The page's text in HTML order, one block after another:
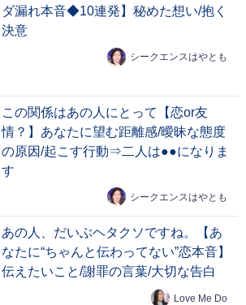
ダ漏れ本音◆10連発】秘めた想い/抱く
決意
シークエンスはやとも
この関係はあの人にとって【恋or友
情？】あなたに望む距離感/曖昧な態度
の原因/起こす行動⇒二人は●●になりま
す
シークエンスはやとも
あの人、だいぶヘタクソですね。【あ
なたに“ちゃんと伝わってない”恋本音】
伝えたいこと/謝罪の言葉/大切な告白
Love Me Do